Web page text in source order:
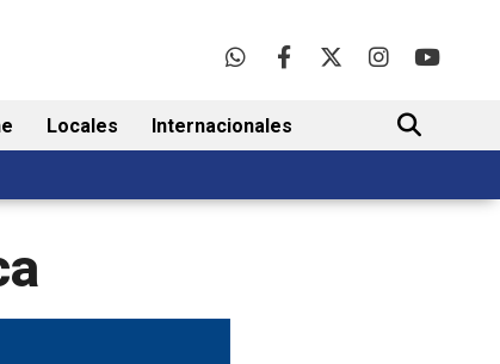
Locales Internacionales
BUSCAR